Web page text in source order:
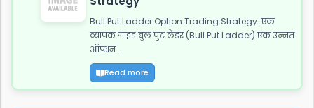
Bull Put Ladder Option Trading Strategy: एक
व्यापक गाइड बुल पुट लैडर (Bull Put Ladder) एक उन्नत
ऑप्शन...
Read more